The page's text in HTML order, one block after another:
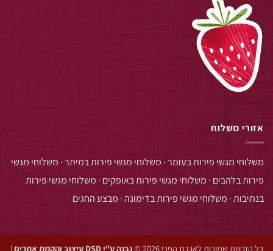
אזורי משלוח
משלוחי מגשי פירות בעומר· משלוחי מגשי פירות במיתר· משלוחי מגשי
פירות בלהבים · משלוחי מגשי פירות באופקים · משלוחי מגשי פירות
בנתיבות· משלוחי מגשי פירות בדימונה · מבצע החגים
כל הזכויות שמורות לאגדת הפרי 2026 © נבנה ע"י DSD עיצוב והקמת אתרים |